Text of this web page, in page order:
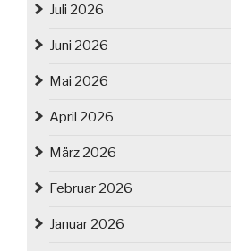
Juli 2026
Juni 2026
Mai 2026
April 2026
März 2026
Februar 2026
Januar 2026